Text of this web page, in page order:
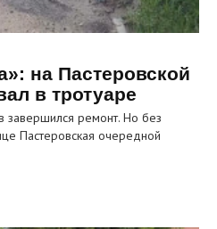
на Пастеровской
в тротуаре
завершился ремонт. Но без
Пастеровская очередной